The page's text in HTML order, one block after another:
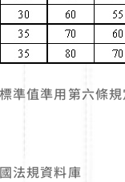
準值準用第六條規
法規資料庫